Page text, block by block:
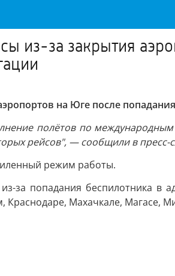
из-за закрытия
на Юге после
полётов по
рейсов", — сообщили в пресс-
режим работы.
за попадания беспилотника в
Краснодаре, Махачкале, Магасе,